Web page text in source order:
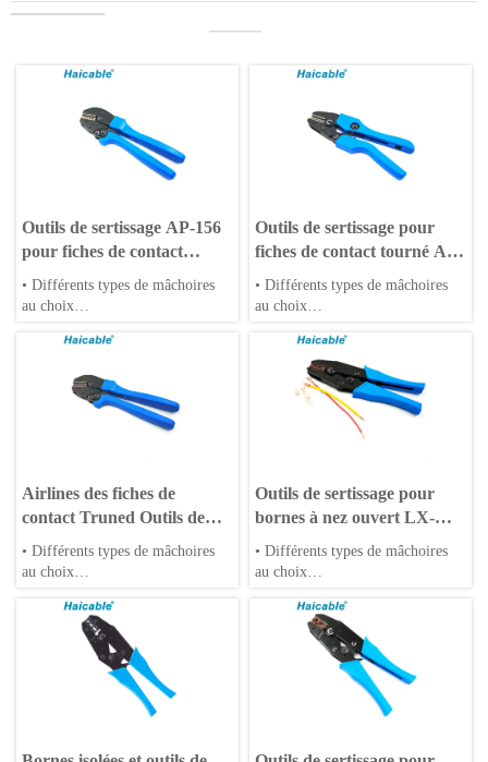
———
Outils de sertissage AP-156
pour fiches de contact
tournées
• Différents types de mâchoires
au choix
• Poignées en PP ou TPR
Outils de sertissage pour
fiches de contact tourné AN-
157 des compagnies
aériennes
• Différents types de mâchoires
au choix
• Poignées en PP ou TPR
Airlines des fiches de
contact Truned Outils de
sertissage AP-157
• Différents types de mâchoires
au choix
• Poignées en PP ou TPR
Outils de sertissage pour
bornes à nez ouvert LX-
0510A
• Différents types de mâchoires
au choix
• Poignées en PP ou TPR